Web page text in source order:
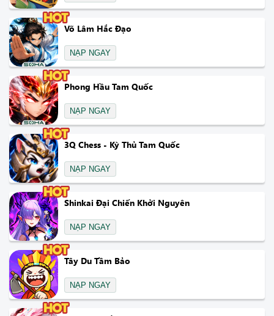
Võ Lâm Hắc Đạo
NẠP NGAY
Phong Hầu Tam Quốc
NẠP NGAY
3Q Chess - Kỳ Thủ Tam Quốc
NẠP NGAY
Shinkai Đại Chiến Khởi Nguyên
NẠP NGAY
Tây Du Tầm Bảo
NẠP NGAY